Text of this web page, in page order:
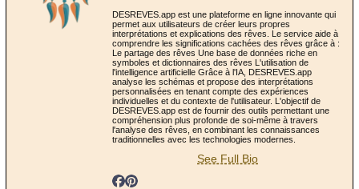
DESREVES.app est une plateforme en ligne innovante qui
permet aux utilisateurs de créer leurs propres
interprétations et explications des rêves. Le service aide à
comprendre les significations cachées des rêves grâce à :
Le partage des rêves Une base de données riche en
symboles et dictionnaires des rêves L'utilisation de
l'intelligence artificielle Grâce à l'IA, DESREVES.app
analyse les schémas et propose des interprétations
personnalisées en tenant compte des expériences
individuelles et du contexte de l'utilisateur. L'objectif de
DESREVES.app est de fournir des outils permettant une
compréhension plus profonde de soi-même à travers
l'analyse des rêves, en combinant les connaissances
traditionnelles avec les technologies modernes.
See Full Bio